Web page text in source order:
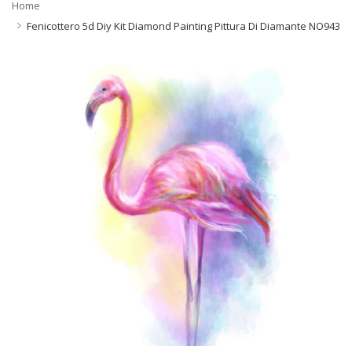
Home
Fenicottero 5d Diy Kit Diamond Painting Pittura Di Diamante NO943